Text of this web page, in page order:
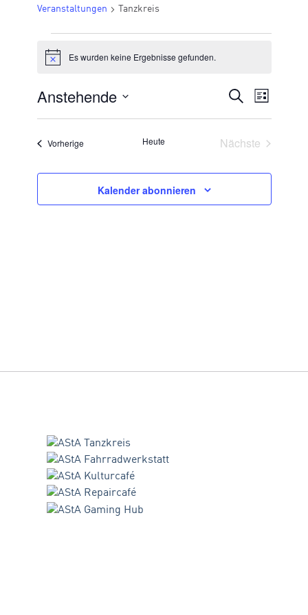
Veranstaltungen Tanzkreis
HinweisEs wurden keine Ergebnisse gefunden.
SUCHE
UND
Suche
Liste
Anstehende
VorherigeVeranstaltungenHeute Nächste
Kalender abonnieren